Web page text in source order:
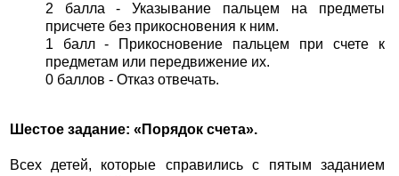
2 балла - Указывание пальцем на предметы
присчете без прикосновения к ним.
1 балл - Прикосновение пальцем при счете к
предметам или передвижение их.
0 баллов - Отказ отвечать.
Шестое задание: «Порядок счета».
Всех детей, которые справились с пятым заданием